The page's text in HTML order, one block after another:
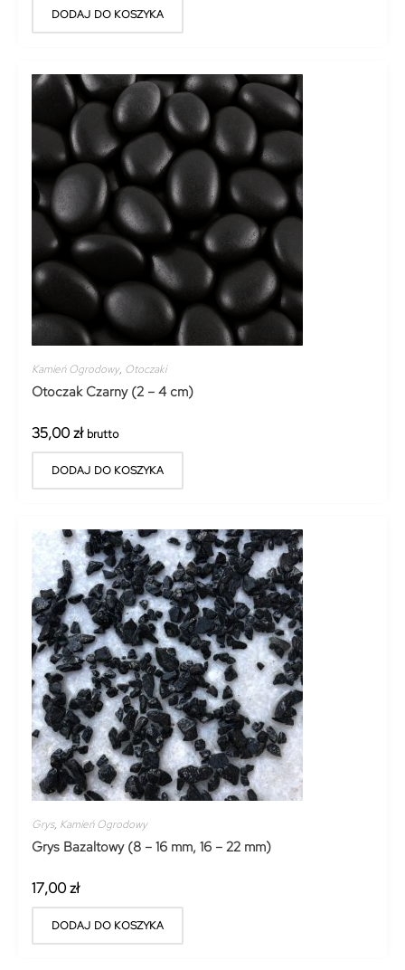
DODAJ DO KOSZYKA
Kamień Ogrodowy, Otoczaki
Otoczak Czarny (2 – 4 cm)
35,00zł brutto
DODAJ DO KOSZYKA
Grys, Kamień Ogrodowy
Grys Bazaltowy (8 – 16 mm, 16 – 22 mm)
17,00zł
DODAJ DO KOSZYKA